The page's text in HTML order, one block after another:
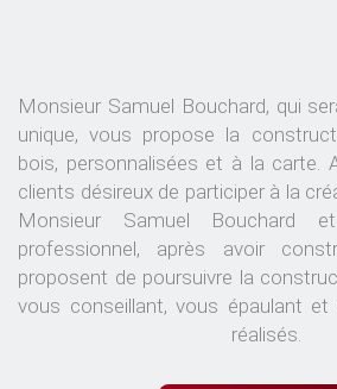
Monsieur Samuel Bouchard, qui
unique, vous propose la
bois, personnalisées et à la carte.
clients désireux de participer à la
Monsieur Samuel Bouchard
professionnel, après avoir
proposent de poursuivre la
vous conseillant, vous épaulant
réalisés.